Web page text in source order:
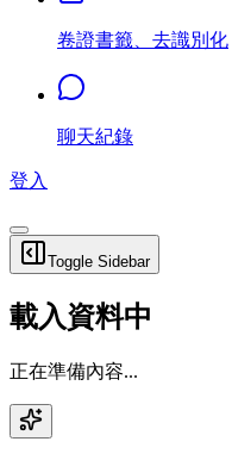
卷證書籤、去識別化
聊天紀錄
登入
Toggle Sidebar
載入資料中
正在準備內容...